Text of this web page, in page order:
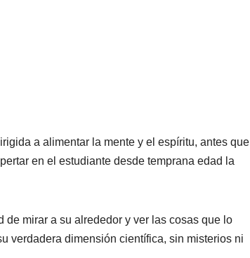
a alimentar la mente y el espíritu, antes que
en el estudiante desde temprana edad la
mirar a su alrededor y ver las cosas que lo
verdadera dimensión científica, sin misterios ni